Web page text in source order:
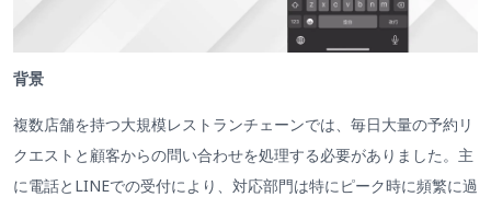
背景
複数店舗を持つ大規模レストランチェーンでは、毎日大量の予約リ
クエストと顧客からの問い合わせを処理する必要がありました。主
に電話とLINEでの受付により、対応部門は特にピーク時に頻繁に過